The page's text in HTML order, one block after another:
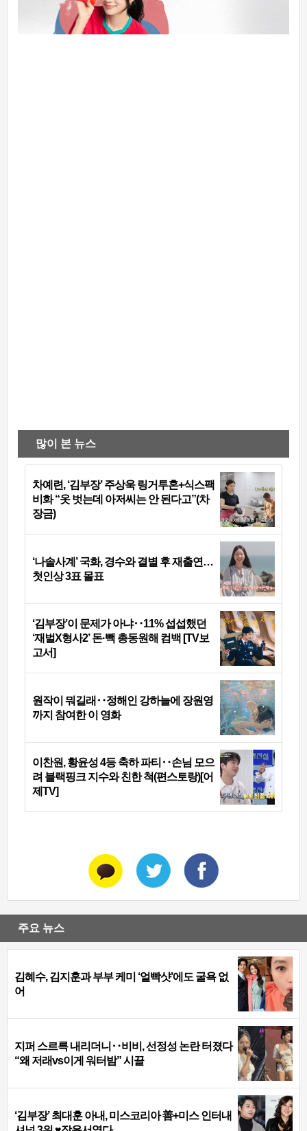
많이 본 뉴스
차예련, ‘김부장’ 주상욱 링거투혼+식스팩
비화 “옷 벗는데 아저씨는 안 된다고”(차
장금)
‘나솔사계’ 국화, 경수와 결별 후 재출연…
첫인상 3표 몰표
‘김부장’이 문제가 아냐‥11% 섭섭했던
‘재벌X형사2’ 돈·빽 총동원해 컴백 [TV보
고서]
원작이 뭐길래‥정해인 강하늘에 장원영
까지 참여한 이 영화
이찬원, 황윤성 4등 축하 파티‥손님 모으
려 블랙핑크 지수와 친한 척(편스토랑)[어
제TV]
주요 뉴스
김혜수, 김지훈과 부부 케미 ‘얼빡샷’에도 굴욕 없
어
지퍼 스르륵 내리더니‥비비, 선정성 논란 터졌다
“왜 저래vs이게 워터밤” 시끌
‘김부장’ 최대훈 아내, 미스코리아 善+미스 인터내